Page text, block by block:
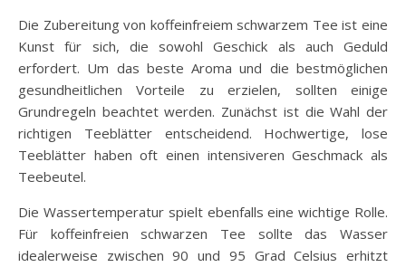
Die Zubereitung von koffeinfreiem schwarzem Tee ist eine
Kunst für sich, die sowohl Geschick als auch Geduld
erfordert. Um das beste Aroma und die bestmöglichen
gesundheitlichen Vorteile zu erzielen, sollten einige
Grundregeln beachtet werden. Zunächst ist die Wahl der
richtigen Teeblätter entscheidend. Hochwertige, lose
Teeblätter haben oft einen intensiveren Geschmack als
Teebeutel.
Die Wassertemperatur spielt ebenfalls eine wichtige Rolle.
Für koffeinfreien schwarzen Tee sollte das Wasser
idealerweise zwischen 90 und 95 Grad Celsius erhitzt